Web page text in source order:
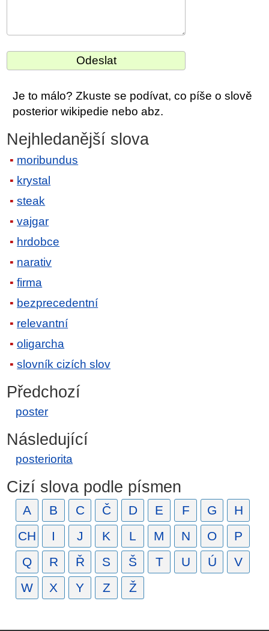
Je to málo? Zkuste se podívat, co píše o slově
posterior wikipedie nebo abz.
Nejhledanější slova
moribundus
krystal
steak
vajgar
hrdobce
narativ
firma
bezprecedentní
relevantní
oligarcha
slovník cizích slov
Předchozí
poster
Následující
posteriorita
Cizí slova podle písmen
A B C Č D E F G
H
CH
I J K L M N O
P
Q
R Ř S Š T U Ú
V
W
X Y Z Ž